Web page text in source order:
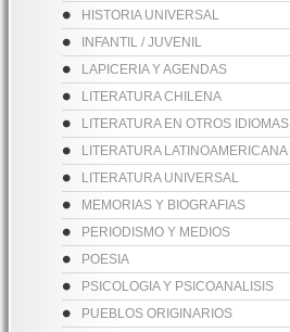
HISTORIA UNIVERSAL
INFANTIL / JUVENIL
LAPICERIA Y AGENDAS
LITERATURA CHILENA
LITERATURA EN OTROS IDIOMAS
LITERATURA LATINOAMERICANA
LITERATURA UNIVERSAL
MEMORIAS Y BIOGRAFIAS
PERIODISMO Y MEDIOS
POESIA
PSICOLOGIA Y PSICOANALISIS
PUEBLOS ORIGINARIOS